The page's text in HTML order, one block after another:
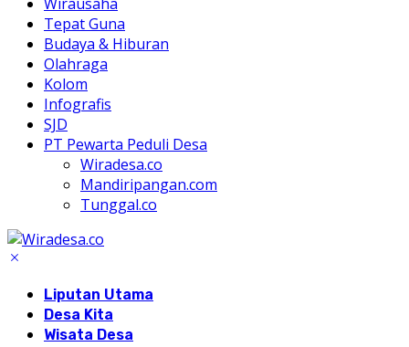
Tepat Guna
Budaya & Hiburan
Olahraga
Kolom
Infografis
SJD
PT Pewarta Peduli Desa
Wiradesa.co
Mandiripangan.com
Tunggal.co
Liputan Utama
Desa Kita
Wisata Desa